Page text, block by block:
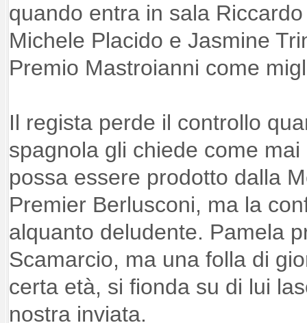
quando entra in sala
Michele Placido e Jasmine
Premio Mastroianni come
Il regista perde il controllo
spagnola gli chiede come mai
possa essere prodotto dalla
Premier Berlusconi, ma la
alquanto deludente. Pamela
Scamarcio, ma una folla di
certa età, si fionda su di lui
nostra inviata.